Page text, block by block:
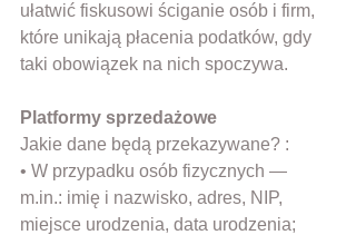
ułatwić fiskusowi ściganie osób i firm,
które unikają płacenia podatków, gdy
taki obowiązek na nich spoczywa.
Platformy sprzedażowe
Jakie dane będą przekazywane? :
• W przypadku osób fizycznych —
m.in.: imię i nazwisko, adres, NIP,
miejsce urodzenia, data urodzenia;